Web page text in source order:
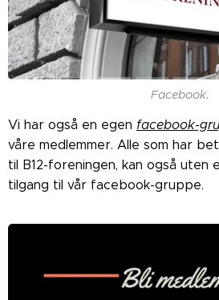
Facebook.
Vi har også en egen facebook-
våre medlemmer. Alle som har
til B12-foreningen, kan også uten
tilgang til vår facebook-gruppe.